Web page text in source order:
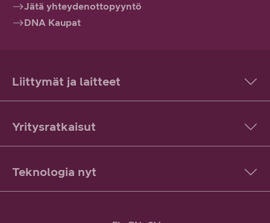
Jätä yhteydenottopyyntö
DNA Kaupat
Liittymät ja laitteet
Yritysratkaisut
Teknologia nyt